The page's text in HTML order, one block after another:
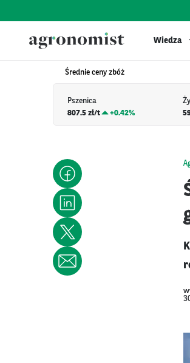
Wiedza
Średnie ceny zbóż
Pszenica
807.5 zł/t
+0.42%